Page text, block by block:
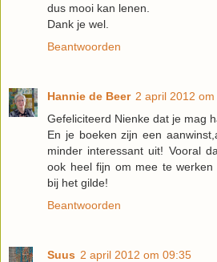
dus mooi kan lenen.
Dank je wel.
Beantwoorden
Hannie de Beer 2 april 2012
Gefeliciteerd Nienke dat je mag
En je boeken zijn een
minder interessant uit! Vooral
ook heel fijn om mee te
bij het gilde!
Beantwoorden
Suus 2 april 2012 om 09:35